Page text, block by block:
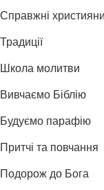
Справжні християни
Традиції
Школа молитви
Вивчаємо Біблію
Будуємо парафію
Притчі та повчання
Подорож до Бога